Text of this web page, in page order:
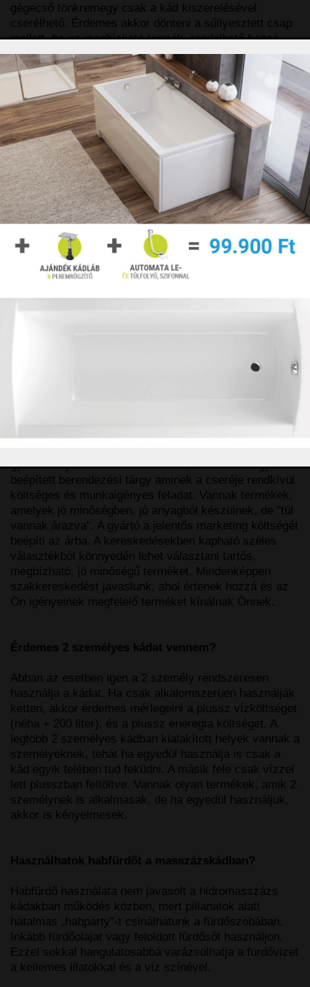
gégecső tönkremegy csak a kád kiszerelésével
cserélhető. Érdemes akkor dönteni a sűllyesztett csap
mellett, ha az megbízható termék, rendelhető hozzá
alkatrész és lehetőleg hozzáférhető helyre szerelni.
Mit kell vennem még a kádhoz, hogy használható
legyen?
Kád le,-túlfolyó szettet mindenképpen. Ez szükséges a
kád beépítése előtt. A kapaszkodók is a beépítés előtt
kerülnek felszerelésre. A fejtámlák általában utólag is
felhelyezhetők, legtöbbjük tapadókorongos.
Minden kádhoz lehet kapni paravánt?
Sok kádhoz létezik direkt hozzá való vagy méretében
illeszkedő paraván, de nem mindhez. Mindenképpen
javasoljuk, hogy csak szaküzletben, eladói segítséggel
vegyen. Különösen az íves kádaknál.
gyárban. Ilyet nem érdemes venni, mert a kád egy
beépített berendezési tárgy aminek a cseréje rendkívül
költséges és munkaigényes feladat. Vannak termékek,
amelyek jó minőségben, jó anyagból készülnek, de "túl
vannak árazva". A gyártó a jelentős marketing költségét
beépíti az árba. A kereskedésekben kapható széles
választékból könnyedén lehet választani tartós,
megbízható, jó minőségű terméket. Mindenképpen
szakkereskedést javaslunk, ahol értenek hozzá és az
Ön igényeinek megfelelő terméket kínálnak Önnek.
Érdemes 2 személyes kádat vennem?
Abban az esetben igen a 2 személy rendszeresen
használja a kádat. Ha csak alkalomszerüen használják
ketten, akkor érdemes mérlegelni a plussz vízköltséget
(néha + 200 liter), és a plussz eneregia költséget. A
legtöbb 2 személyes kádban kialakított helyek vannak a
személyeknek, tehát ha egyedül használja is csak a
kád egyik felében tud feküdni. A másik fele csak vízzel
lett plusszban feltöltve. Vannak olyan termékek, amik 2
személynek is alkalmasak, de ha egyedül használjuk,
akkor is kényelmesek.
Használhatok habfürdőt a masszázskádban?
Habfürdő használata nem javasolt a hidromasszázs
kádakban működés közben, mert pillanatok alatt
hatalmas „habparty”-t csinálhatunk a fürdőszobában.
Inkább fürdőolajat vagy feloldott fürdősót használjon.
Ezzel sokkal hangulatosabbá varázsolhatja a fürdővizet
a kellemes illatokkal és a víz színével.